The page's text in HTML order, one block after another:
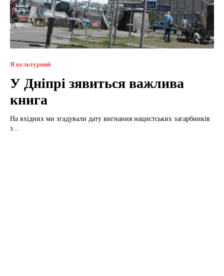
Я культурний
У Дніпрі зявиться важлива
книга
На вхідних ми згадували дату вигнання нацистських загарбників
з...